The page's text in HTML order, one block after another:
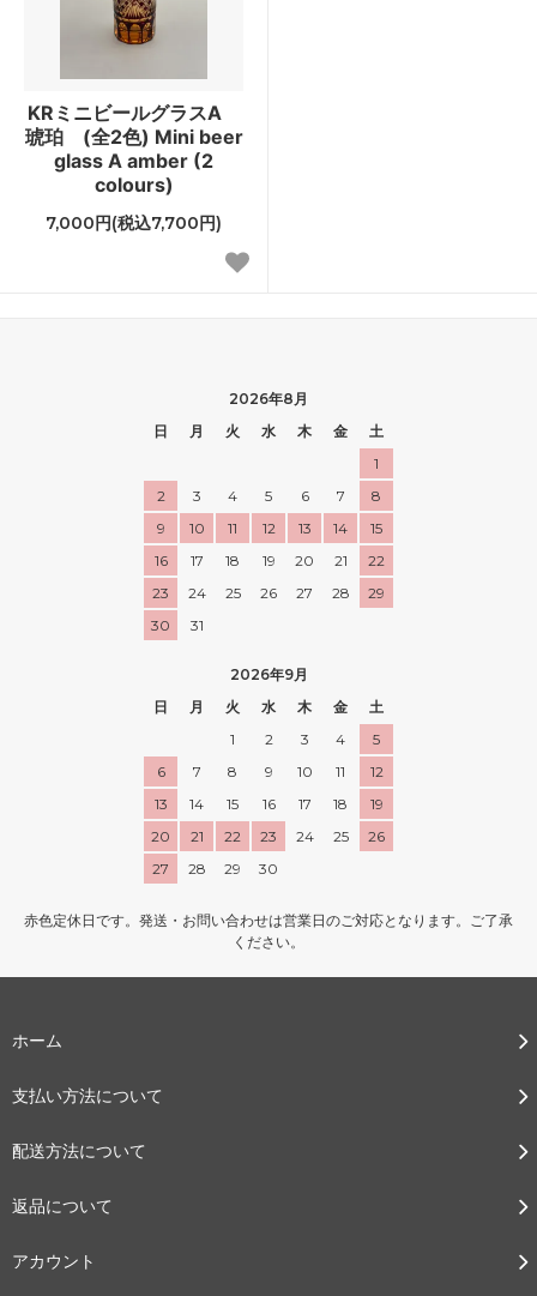
KRミニビールグラスA
琥珀 (全2色) Mini beer
glass A amber (2
colours)
7,000円(税込7,700円)
2026年8月
日
月 火 水 木 金
土
1
2
3 4 5 6 7
8
9
10 11 12 13 14
15
16
17 18 19 20 21
22
23
24 25 26 27 28
29
30
31
2026年9月
日
月 火 水 木 金
土
1
2 3 4
5
6
7 8 9 10 11
12
13
14 15 16 17 18
19
20
21 22 23 24 25
26
27
28 29 30
赤色定休日です。発送・お問い合わせは営業日のご対応となります。ご了承
ください。
ホーム
支払い方法について
配送方法について
返品について
アカウント